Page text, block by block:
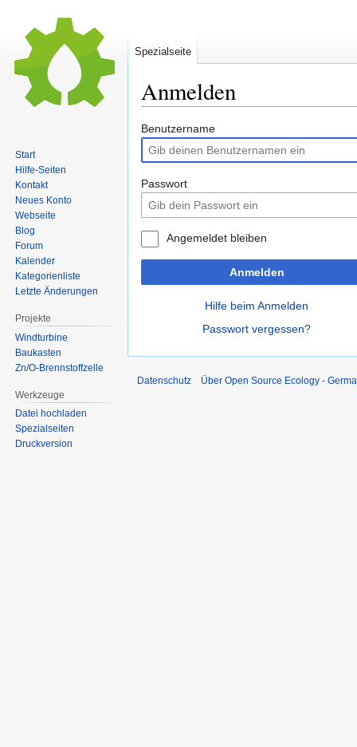
Anmelden
Zur
Navigation
springen
Zur
Suche
springen
Benutzername
Passwort
Angemeldet bleiben
Anmelden
Hilfe beim Anmelden
Passwort vergessen?
Spezialseite
Start
Hilfe-Seiten
Kontakt
Neues Konto
Webseite
Blog
Forum
Kalender
Kategorienliste
Letzte Änderungen
Projekte
Windturbine
Baukasten
Zn/O-Brennstoffzelle
Werkzeuge
Datei hochladen
Spezialseiten
Druckversion
Datenschutz Über Open Source Ecology -